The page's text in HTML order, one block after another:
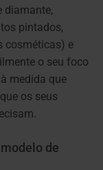
diamante,
pintados,
cosméticas) e
o seu foco
medida que
os seus
de